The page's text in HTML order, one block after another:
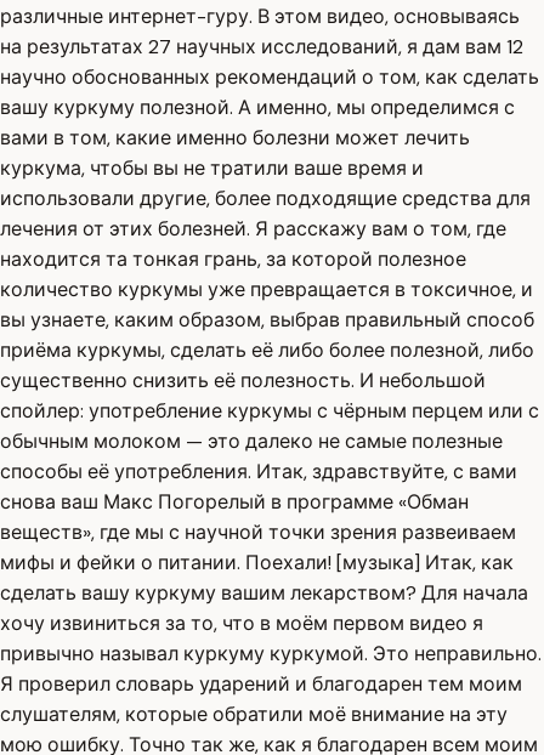
различные интернет-гуру. В этом видео, основываясь
на результатах 27 научных исследований, я дам вам 12
научно обоснованных рекомендаций о том, как сделать
вашу куркуму полезной. А именно, мы определимся с
вами в том, какие именно болезни может лечить
куркума, чтобы вы не тратили ваше время и
использовали другие, более подходящие средства для
лечения от этих болезней. Я расскажу вам о том, где
находится та тонкая грань, за которой полезное
количество куркумы уже превращается в токсичное, и
вы узнаете, каким образом, выбрав правильный способ
приёма куркумы, сделать её либо более полезной, либо
существенно снизить её полезность. И небольшой
спойлер: употребление куркумы с чёрным перцем или с
обычным молоком — это далеко не самые полезные
способы её употребления. Итак, здравствуйте, с вами
снова ваш Макс Погорелый в программе «Обман
веществ», где мы с научной точки зрения развеиваем
мифы и фейки о питании. Поехали! [музыка] Итак, как
сделать вашу куркуму вашим лекарством? Для начала
хочу извиниться за то, что в моём первом видео я
привычно называл куркуму куркумой. Это неправильно.
Я проверил словарь ударений и благодарен тем моим
слушателям, которые обратили моё внимание на эту
мою ошибку. Точно так же, как я благодарен всем моим